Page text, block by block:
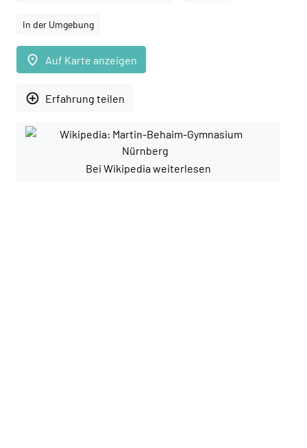
In der Umgebung
place Auf Karte anzeigen
add_circle_outline Erfahrung teilen
Bei Wikipedia weiterlesen